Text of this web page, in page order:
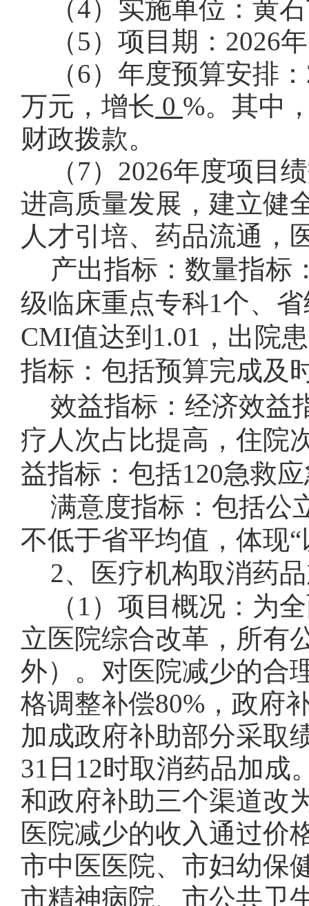
（4）实施单位：黄
（5）项目期： 2026年
（6）年度预算安排：
万元，增长 0 %。其中
财政拨款。
（7） 2026年度项目
进高质量发展，建立健
人才引培、药品流通，
产出指标：数量指标
级临床重点专科1个、
CMI值达到 1.01 ，出院
指标：包括预算完成及
效益指标：经济效益
疗人次占比提高，住院
益指标：包括120急救
满意度指标：包括公
不低于省平均值，体现
2、
医疗机构取消药
（ 1 ）项目概况：为
立医院综合改革，所有
外）。对医院减少的合
格调整补偿80% ，政府
加成政府补助部分采取
31 日 12时取消药品加成
和政府补助三个渠道改
医院减少的收入通过价
市中医医院、市妇幼保
市精神病院、市公共卫